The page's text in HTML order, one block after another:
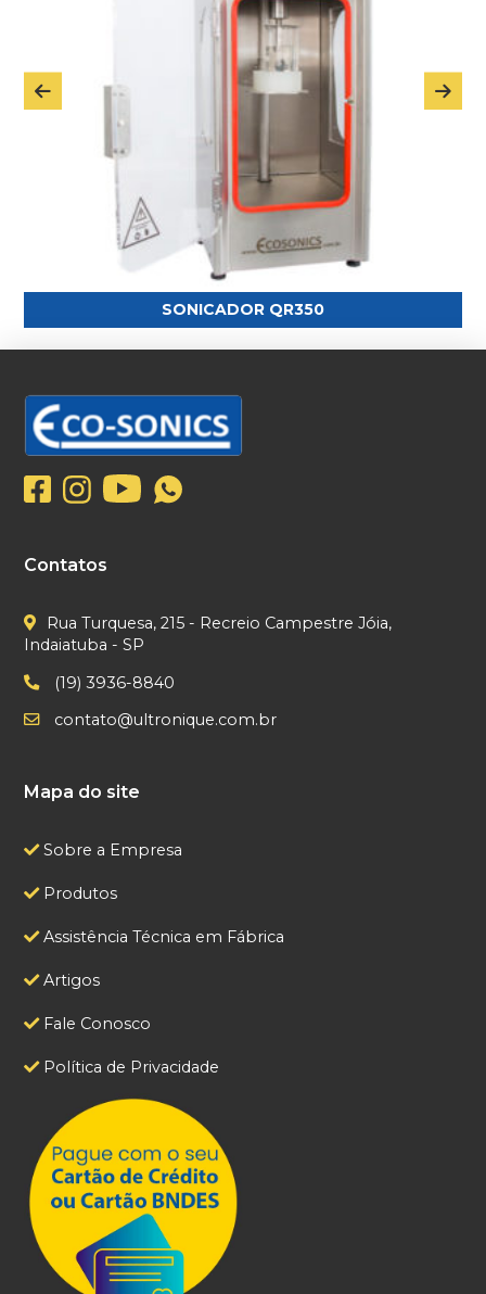
SONICADOR QR350
Contatos
Rua Turquesa, 215 - Recreio Campestre Jóia,
Indaiatuba - SP
(19) 3936-8840
contato@ultronique.com.br
Mapa do site
Sobre a Empresa
Produtos
Assistência Técnica em Fábrica
Artigos
Fale Conosco
Política de Privacidade